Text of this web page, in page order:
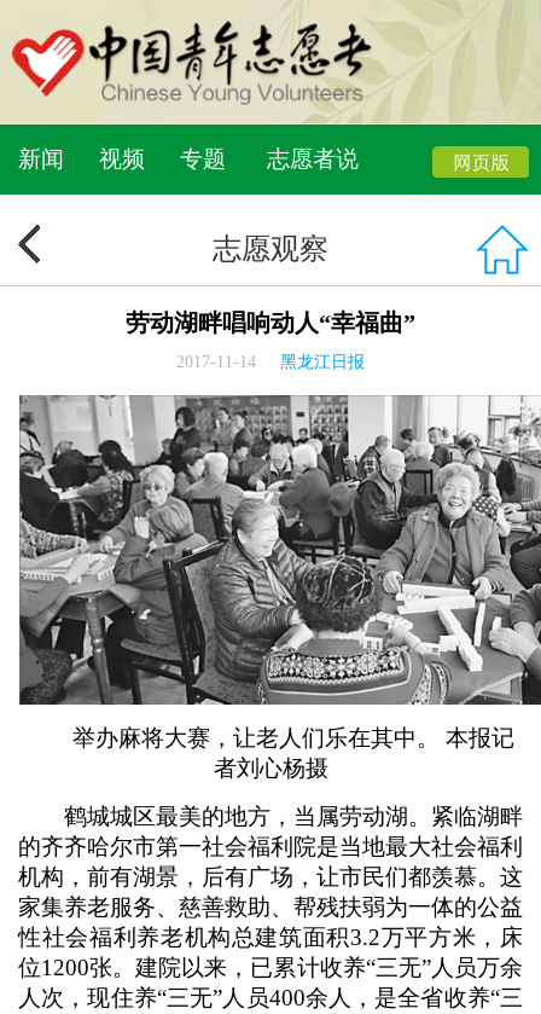
新闻 视频 专题 志愿者说
志愿观察
劳动湖畔唱响动人“幸福曲”
2017-11-14 黑龙江日报
举办麻将大赛，让老人们乐在其中。 本报记
者刘心杨摄
鹤城城区最美的地方，当属劳动湖。紧临湖畔
的齐齐哈尔市第一社会福利院是当地最大社会福利
机构，前有湖景，后有广场，让市民们都羡慕。这
家集养老服务、慈善救助、帮残扶弱为一体的公益
性社会福利养老机构总建筑面积3.2万平方米，床
位1200张。建院以来，已累计收养“三无”人员万余
人次，现住养“三无”人员400余人，是全省收养“三